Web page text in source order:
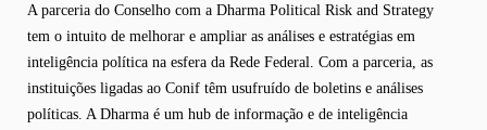
A parceria do Conselho com a Dharma Political Risk and Strategy
tem o intuito de melhorar e ampliar as análises e estratégias em
inteligência política na esfera da Rede Federal. Com a parceria, as
instituições ligadas ao Conif têm usufruído de boletins e análises
políticas. A Dharma é um hub de informação e de inteligência